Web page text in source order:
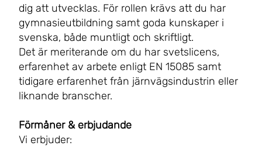
dig att utvecklas. För rollen krävs att du har
gymnasieutbildning samt goda kunskaper i
svenska, både muntligt och skriftligt.
Det är meriterande om du har svetslicens,
erfarenhet av arbete enligt EN 15085 samt
tidigare erfarenhet från järnvägsindustrin eller
liknande branscher.
Förmåner & erbjudande
Vi erbjuder: